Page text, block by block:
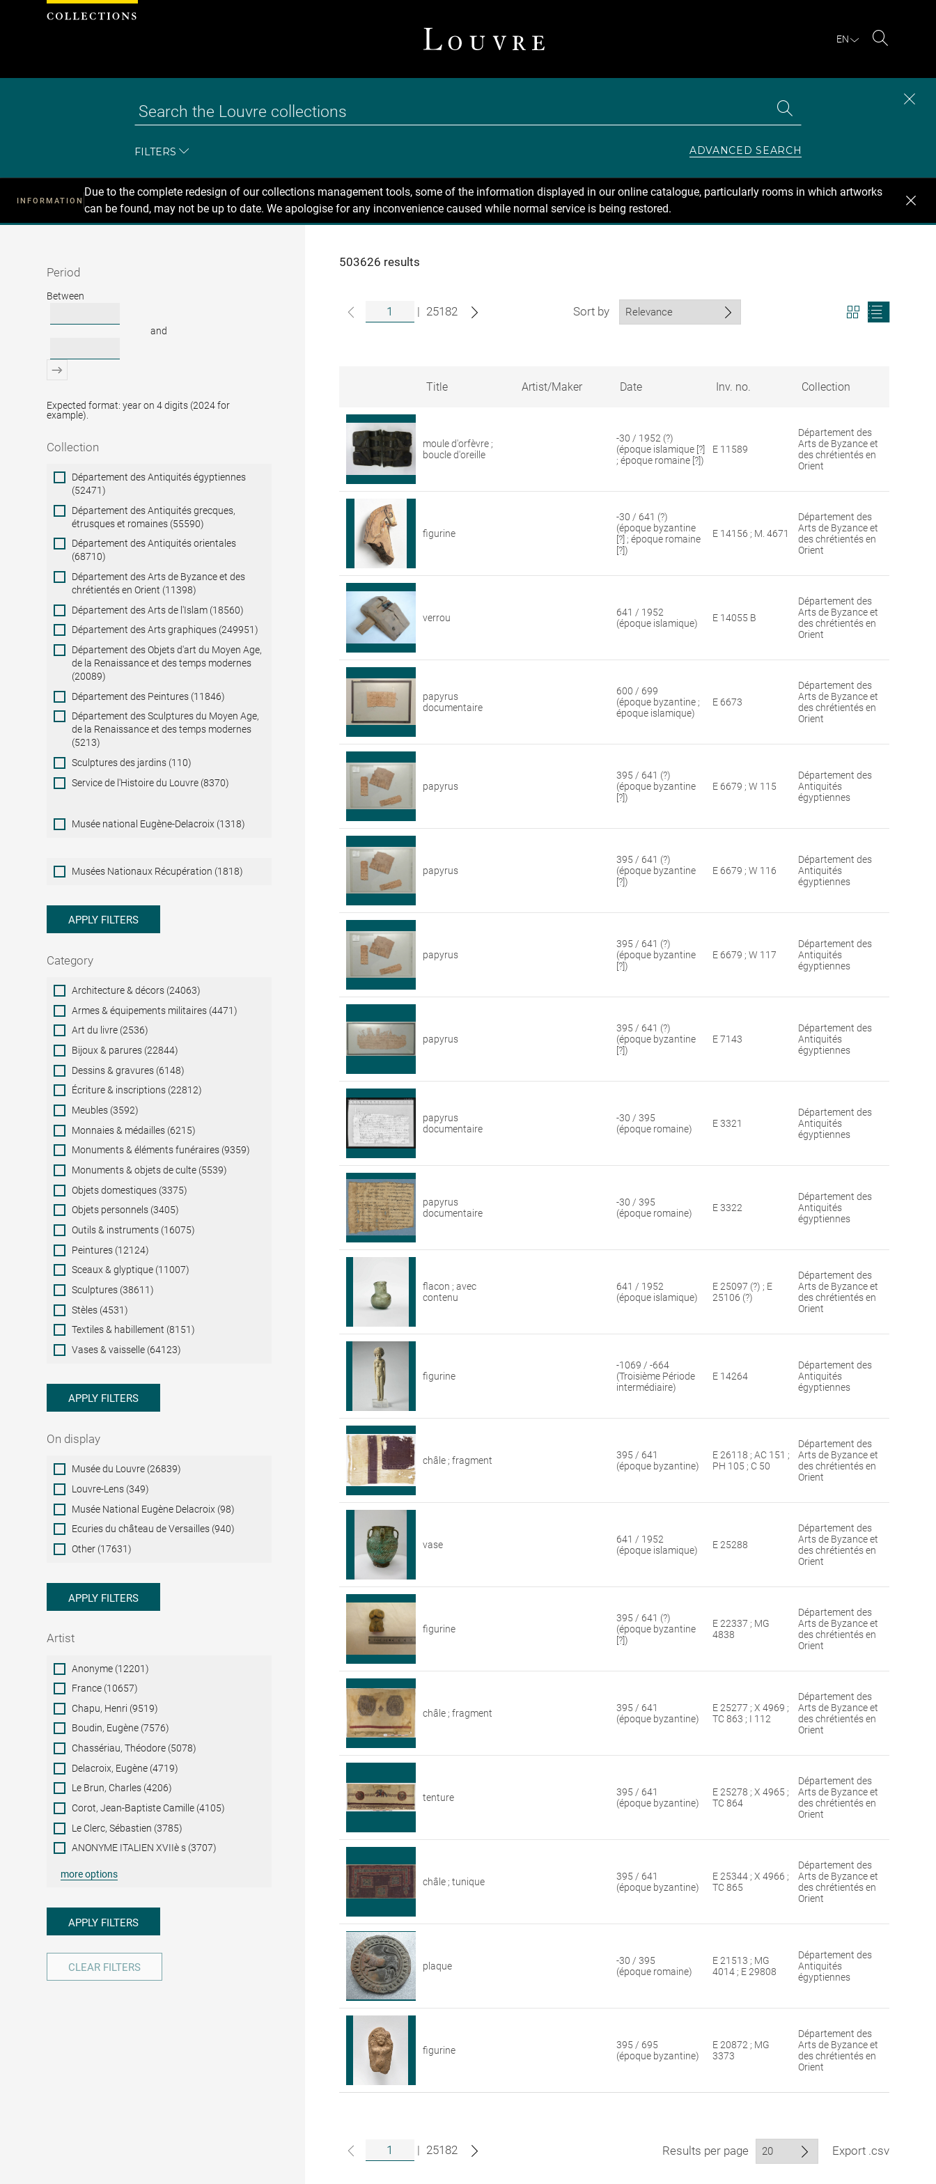
EN
FILTERS ADVANCED SEARCH
INFORMATION
Due to the complete redesign of our collections management tools, some of the information displayed in our online catalogue, particularly rooms in which artworks
can be found, may not be up to date. We apologise for any inconvenience caused while normal service is being restored.
Recherche
Period
Period
Between
and
Expected format: year on 4 digits (2024 for
example).
Collection
Collection
Département des Antiquités égyptiennes
(52471)
Département des Antiquités grecques,
étrusques et romaines (55590)
Département des Antiquités orientales
(68710)
Département des Arts de Byzance et des
chrétientés en Orient (11398)
Département des Arts de l'Islam (18560)
Département des Arts graphiques (249951)
Département des Objets d'art du Moyen Age,
de la Renaissance et des temps modernes
(20089)
Département des Peintures (11846)
Département des Sculptures du Moyen Age,
de la Renaissance et des temps modernes
(5213)
Sculptures des jardins (110)
Service de l'Histoire du Louvre (8370)
Musée national Eugène-Delacroix (1318)
Musées
Nationaux
Musées Nationaux Récupération (1818)
APPLY FILTERS
Category
Category
Architecture & décors (24063)
Armes & équipements militaires (4471)
Art du livre (2536)
Bijoux & parures (22844)
Dessins & gravures (6148)
Écriture & inscriptions (22812)
Meubles (3592)
Monnaies & médailles (6215)
Monuments & éléments funéraires (9359)
Monuments & objets de culte (5539)
Objets domestiques (3375)
Objets personnels (3405)
Outils & instruments (16075)
Peintures (12124)
Sceaux & glyptique (11007)
Sculptures (38611)
Stèles (4531)
Textiles & habillement (8151)
Vases & vaisselle (64123)
APPLY FILTERS
On display
On
display
Musée du Louvre (26839)
Louvre-Lens (349)
Musée National Eugène Delacroix (98)
Ecuries du château de Versailles (940)
Other (17631)
APPLY FILTERS
Artist
ArtistAnonyme (12201)
France (10657)
Chapu, Henri (9519)
Boudin, Eugène (7576)
Chassériau, Théodore (5078)
Delacroix, Eugène (4719)
Le Brun, Charles (4206)
Corot, Jean-Baptiste Camille (4105)
Le Clerc, Sébastien (3785)
ANONYME ITALIEN XVIIè s (3707)
more options
APPLY FILTERS
CLEAR FILTERS
503626 results
| 25182 Sort by
View
search
View
Search
results
for
artworks
Louvre
collections
Title Artist/Maker Date Inv. no. Collection
moule d'orfèvre ;
boucle d'oreille
-30 / 1952 (?)
(époque islamique [?]
; époque romaine [?])
E 11589
Département des
Arts de Byzance et
des chrétientés en
Orient
figurine
-30 / 641 (?)
(époque byzantine
[?] ; époque romaine
[?])
E 14156 ; M. 4671
Département des
Arts de Byzance et
des chrétientés en
Orient
verrou
641 / 1952
(époque islamique)
E 14055 B
Département des
Arts de Byzance et
des chrétientés en
Orient
papyrus
documentaire
600 / 699
(époque byzantine ;
époque islamique)
E 6673
Département des
Arts de Byzance et
des chrétientés en
Orient
papyrus
395 / 641 (?)
(époque byzantine
[?])
E 6679 ; W 115
Département des
Antiquités
égyptiennes
papyrus
395 / 641 (?)
(époque byzantine
[?])
E 6679 ; W 116
Département des
Antiquités
égyptiennes
papyrus
395 / 641 (?)
(époque byzantine
[?])
E 6679 ; W 117
Département des
Antiquités
égyptiennes
papyrus
395 / 641 (?)
(époque byzantine
[?])
E 7143
Département des
Antiquités
égyptiennes
papyrus
documentaire
-30 / 395
(époque romaine)
E 3321
Département des
Antiquités
égyptiennes
papyrus
documentaire
-30 / 395
(époque romaine)
E 3322
Département des
Antiquités
égyptiennes
flacon ; avec
contenu
641 / 1952
(époque islamique)
E 25097 (?) ; E
25106 (?)
Département des
Arts de Byzance et
des chrétientés en
Orient
figurine
-1069 / -664
(Troisième Période
intermédiaire)
E 14264
Département des
Antiquités
égyptiennes
châle ; fragment
395 / 641
(époque byzantine)
E 26118 ; AC 151 ;
PH 105 ; C 50
Département des
Arts de Byzance et
des chrétientés en
Orient
vase
641 / 1952
(époque islamique)
E 25288
Département des
Arts de Byzance et
des chrétientés en
Orient
figurine
395 / 641 (?)
(époque byzantine
[?])
E 22337 ; MG
4838
Département des
Arts de Byzance et
des chrétientés en
Orient
châle ; fragment
395 / 641
(époque byzantine)
E 25277 ; X 4969 ;
TC 863 ; I 112
Département des
Arts de Byzance et
des chrétientés en
Orient
tenture
395 / 641
(époque byzantine)
E 25278 ; X 4965 ;
TC 864
Département des
Arts de Byzance et
des chrétientés en
Orient
châle ; tunique
395 / 641
(époque byzantine)
E 25344 ; X 4966 ;
TC 865
Département des
Arts de Byzance et
des chrétientés en
Orient
plaque
-30 / 395
(époque romaine)
E 21513 ; MG
4014 ; E 29808
Département des
Antiquités
égyptiennes
figurine
395 / 695
(époque byzantine)
E 20872 ; MG
3373
Département des
Arts de Byzance et
des chrétientés en
Orient
| 25182 Results per page Export .csv
Cookies management panel